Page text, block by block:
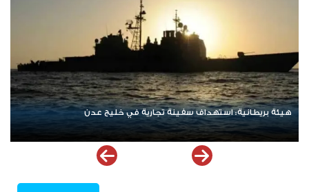
نتنياهو يرفض الانسحاب من غزة ويعلن رفضه لمسودة أمريكية